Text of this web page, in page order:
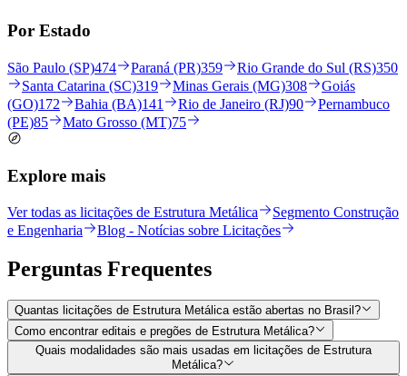
Por Estado
São Paulo (SP)474 Paraná (PR)359 Rio Grande do Sul (RS)350
Santa Catarina (SC)319 Minas Gerais (MG)308
Goiás
(GO)172 Bahia (BA)141 Rio de Janeiro (RJ)90
Pernambuco
(PE)85 Mato Grosso (MT)75
Explore mais
Ver todas as licitações de Estrutura Metálica
Segmento Construção
e Engenharia
Blog - Notícias sobre Licitações
Perguntas Frequentes
Quantas licitações de Estrutura Metálica estão abertas no Brasil?
Como encontrar editais e pregões de Estrutura Metálica?
Quais modalidades são mais usadas em licitações de Estrutura
Metálica?